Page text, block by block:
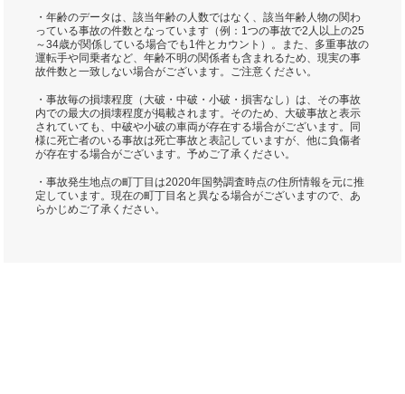
・年齢のデータは、該当年齢の人数ではなく、該当年齢人物の関わ
っている事故の件数となっています（例：1つの事故で2人以上の25
～34歳が関係している場合でも1件とカウント）。また、多重事故の
運転手や同乗者など、年齢不明の関係者も含まれるため、現実の事
故件数と一致しない場合がございます。ご注意ください。
・事故毎の損壊程度（大破・中破・小破・損害なし）は、その事故
内での最大の損壊程度が掲載されます。そのため、大破事故と表示
されていても、中破や小破の車両が存在する場合がございます。同
様に死亡者のいる事故は死亡事故と表記していますが、他に負傷者
が存在する場合がございます。予めご了承ください。
・事故発生地点の町丁目は2020年国勢調査時点の住所情報を元に推
定しています。現在の町丁目名と異なる場合がございますので、あ
らかじめご了承ください。